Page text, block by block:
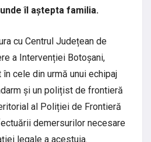
îl aștepta familia.
cu Centrul Județean de
a Intervenției Botoșani,
cele din urmă unui echipaj
și un polițist de frontieră
al Poliției de Frontieră
demersurilor necesare
legale a acestuia.